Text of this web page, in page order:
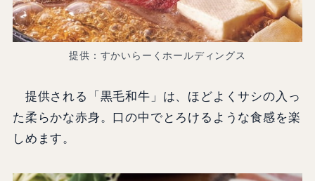
提供：すかいらーくホールディングス
提供される「黒毛和牛」は、ほどよくサシの入っ
た柔らかな赤身。口の中でとろけるような食感を楽
しめます。